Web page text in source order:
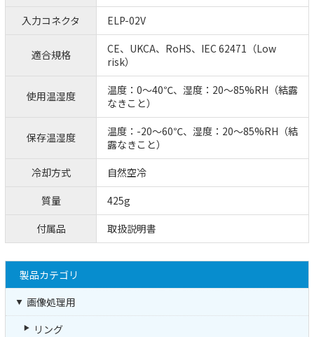
入力コネクタ
ELP-02V
適合規格
CE、UKCA、RoHS、IEC 62471（Low
risk）
使用温湿度
温度：0～40℃、湿度：20～85%RH（結露
なきこと）
保存温湿度
温度：-20～60℃、湿度：20～85%RH（結
露なきこと）
冷却方式
自然空冷
質量
425g
付属品
取扱説明書
製品カテゴリ
画像処理用
リング